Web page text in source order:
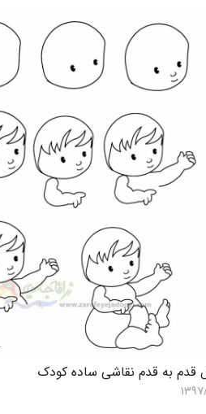
قدم به قدم نقاشی ساده کودک
۲۷